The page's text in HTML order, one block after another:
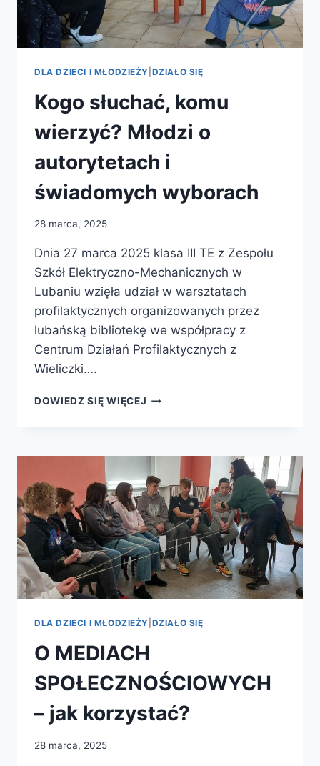
DLA DZIECI I MŁODZIEŻY DZIAŁO SIĘ
Kogo słuchać, komu
wierzyć? Młodzi o
autorytetach i
świadomych wyborach
28 marca, 2025
Dnia 27 marca 2025 klasa III TE z Zespołu
Szkół Elektryczno-Mechanicznych w
Lubaniu wzięła udział w warsztatach
profilaktycznych organizowanych przez
lubańską bibliotekę we współpracy z
Centrum Działań Profilaktycznych z
Wieliczki….
DOWIEDZ SIĘ WIĘCEJ KOGO
MŁODZI
O
AUTORYTETACH
I
ŚWIADOMYCH
WYBORACH
DLA DZIECI I MŁODZIEŻY DZIAŁO SIĘ
O MEDIACH
SPOŁECZNOŚCIOWYCH
– jak korzystać?
28 marca, 2025